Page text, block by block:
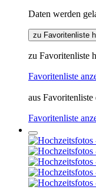
Daten werden
zu Favoritenliste
zu Favoritenliste
Favoritenliste
aus Favoritenliste
Favoritenliste